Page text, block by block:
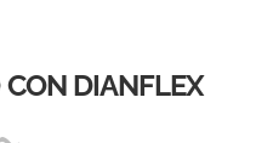
DIANFLEX